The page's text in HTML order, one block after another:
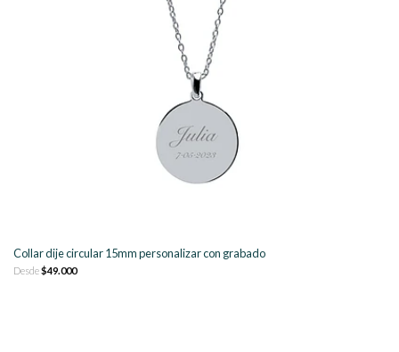
Collar dije circular 15mm personalizar con grabado
Desde$49.000